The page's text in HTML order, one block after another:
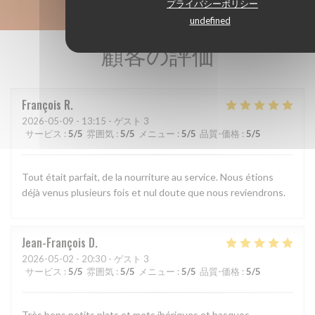
プライバシーポリシー
undefined
顧客の評価
François R
2026-05-09 - 13:15 - ゲスト 3
サービス : 5/5 雰囲気 : 5/5 メニュー : 5/5 品質-価格 : 5/5
Tout était parfait, de la nourriture au service. Nous étions
déjà venus plusieurs fois et nul doute que nous reviendrons.
Jean-François D
2026-05-02 - 20:30 - ゲスト 3
サービス : 5/5 雰囲気 : 5/5 メニュー : 5/5 品質-価格 : 5/5